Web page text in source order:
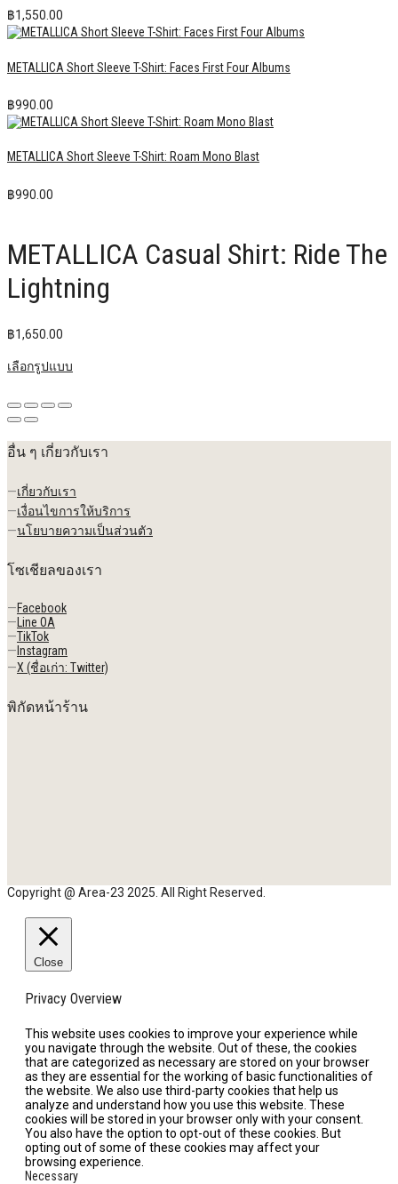
฿1,550.00
METALLICA Short Sleeve T-Shirt: Faces First Four Albums
฿990.00
METALLICA Short Sleeve T-Shirt: Roam Mono Blast
฿990.00
METALLICA Casual Shirt: Ride The
Lightning
฿1,650.00
เลือกรูปแบบ
อื่น ๆ เกี่ยวกับเรา
—เกี่ยวกับเรา
—เงื่อนไขการให้บริการ
—นโยบายความเป็นส่วนตัว
โซเชียลของเรา
—Facebook
— Line OA
—TikTok
— Instagram
—X (ชื่อเก่า: Twitter)
พิกัดหน้าร้าน
Copyright @ Area-23 2025. All Right Reserved.
Close
Privacy Overview
This website uses cookies to improve your experience while
you navigate through the website. Out of these, the cookies
that are categorized as necessary are stored on your browser
as they are essential for the working of basic functionalities of
the website. We also use third-party cookies that help us
analyze and understand how you use this website. These
cookies will be stored in your browser only with your consent.
You also have the option to opt-out of these cookies. But
opting out of some of these cookies may affect your
browsing experience.
Necessary